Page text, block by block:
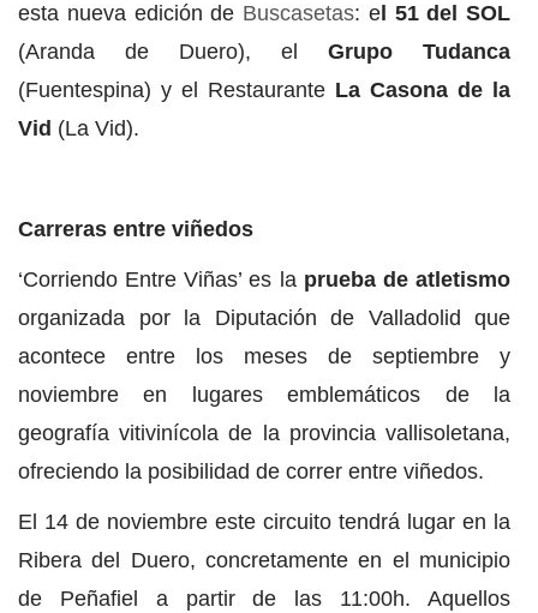
esta nueva edición de Buscasetas: el 51 del SOL
(Aranda de Duero), el Grupo Tudanca
(Fuentespina) y el Restaurante La Casona de la
Vid (La Vid).
Carreras entre viñedos
‘Corriendo Entre Viñas’ es la prueba de atletismo
organizada por la Diputación de Valladolid que
acontece entre los meses de septiembre y
noviembre en lugares emblemáticos de la
geografía vitivinícola de la provincia vallisoletana,
ofreciendo la posibilidad de correr entre viñedos.
El 14 de noviembre este circuito tendrá lugar en la
Ribera del Duero, concretamente en el municipio
de Peñafiel a partir de las 11:00h. Aquellos